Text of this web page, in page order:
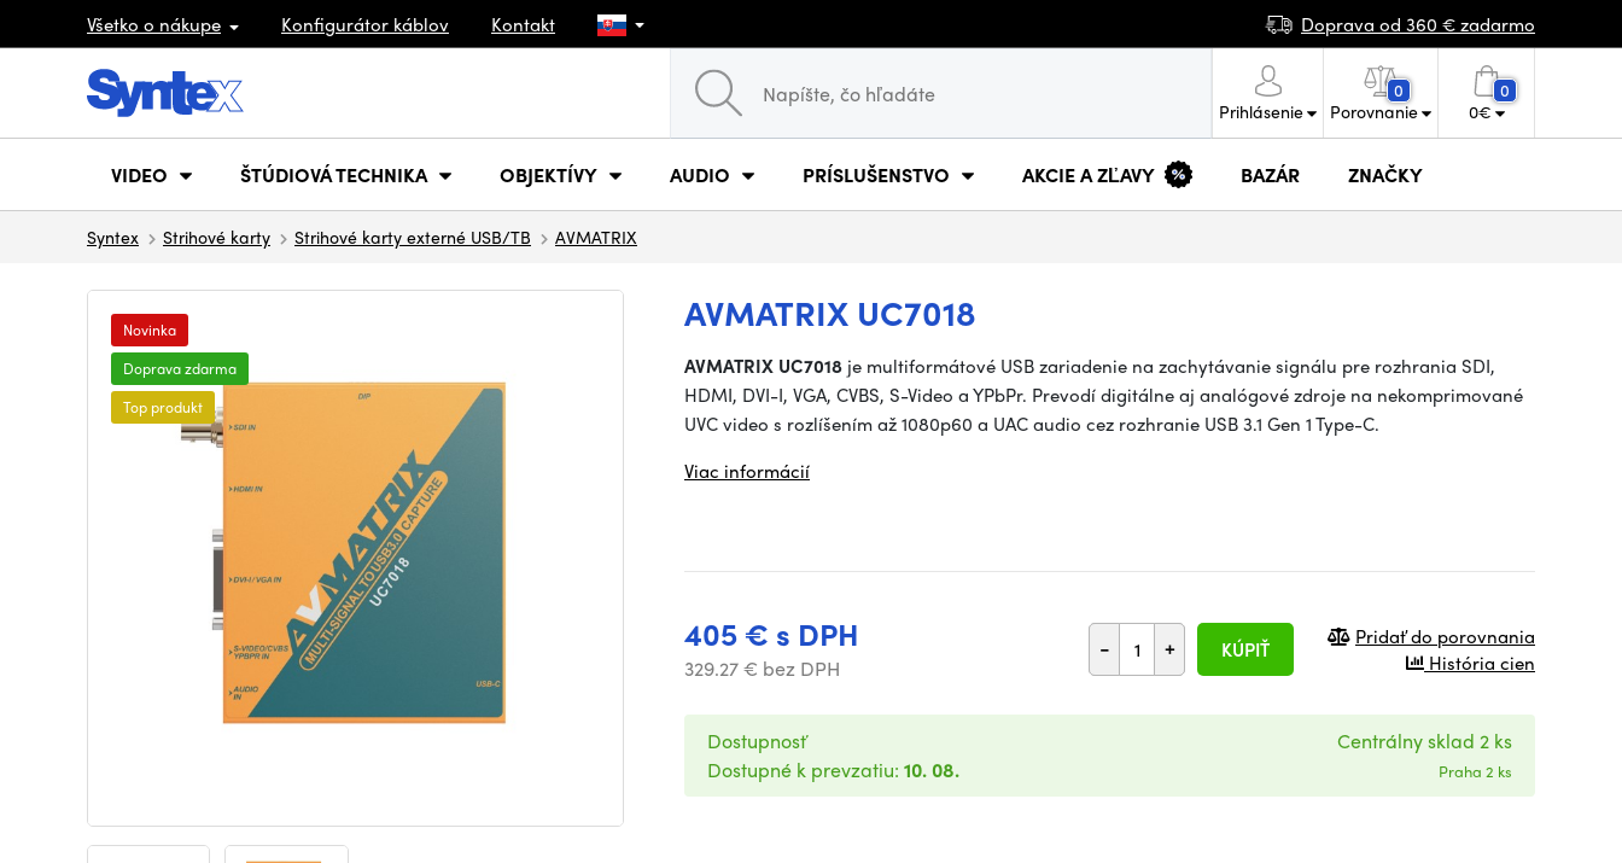
Všetko o nákupe Konfigurátor káblov Kontakt Doprava od 360 € zadarmo
Prihlásenie
0
Porovnanie
0
0€
VIDEO ŠTÚDIOVÁ TECHNIKA OBJEKTÍVY AUDIO PRÍSLUŠENSTVO AKCIE A ZĽAVY BAZÁR ZNAČKY
Syntex Strihové karty Strihové karty externé USB/TB AVMATRIX
AVMATRIX UC7018
Novinka
Doprava zdarma
Top produkt
AVMATRIX UC7018 je multiformátové USB zariadenie na zachytávanie signálu pre rozhrania SDI,
HDMI, DVI-I, VGA, CVBS, S-Video a YPbPr. Prevodí digitálne aj analógové zdroje na nekomprimované
UVC video s rozlíšením až 1080p60 a UAC audio cez rozhranie USB 3.1 Gen 1 Type-C.
Viac informácií
405 € s DPH
329.27 € bez DPH
- + KÚPIŤ
Pridať do porovnania
História cien
Dostupnosť
Dostupné k prevzatiu: 10. 08.
Centrálny sklad 2 ks
Praha 2 ks